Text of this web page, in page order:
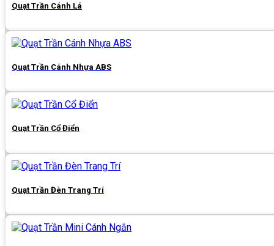
Quạt Trần Cánh Lá
Quạt Trần Cánh Nhựa ABS
Quạt Trần Cổ Điển
Quạt Trần Đèn Trang Trí